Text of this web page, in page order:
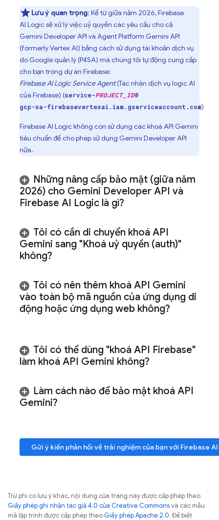
Lưu ý quan trọng: Kể từ giữa năm 2026,Firebase
AI Logicsẽ xử lý việc uỷ quyền các yêu cầu cho cả
Gemini Developer API và Agent Platform Gemini API
(formerly Vertex AI) bằng cách sử dụng tài khoản dịch vụ
do Google quản lý (P4SA) mà chúng tôi tự động cung cấp
cho bạn trong dự án Firebase:
Firebase AI Logic Service Agent(Tác nhân dịch vụ logic AI
của Firebase) (service-PROJECT_ID@
gcp-sa-firebasevertexai.iam.gserviceaccount.com)
Firebase AI Logickhông còn sử dụng các khoá API Gemini
tiêu chuẩn để cho phép sử dụng Gemini Developer API
nữa.
Những nâng cấp bảo mật (giữa năm
2026) cho Gemini Developer API và
Firebase AI Logic là gì?
Tôi có cần di chuyển khoá API
Gemini sang "Khoá uỷ quyền (auth)"
không?
Tôi có nên thêm khoá API Gemini
vào toàn bộ mã nguồn của ứng dụng di
động hoặc ứng dụng web không?
Tôi có thể dùng "khoá API Firebase"
làm khoá API Gemini không?
Làm cách nào để bảo mật khoá API
Gemini?
Gửi ý kiến phản hồi về trải nghiệm của bạn với Firebase
Trừ phi có lưu ý khác, nội dung của trang này được cấp phép theo
Giấy phép ghi nhận tác giả 4.0 của Creative Commonsvà các mẫu
mã lập trình được cấp phép theoGiấy phép Apache 2.0. Để biết